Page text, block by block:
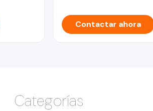
Contactar ahora
Categorías